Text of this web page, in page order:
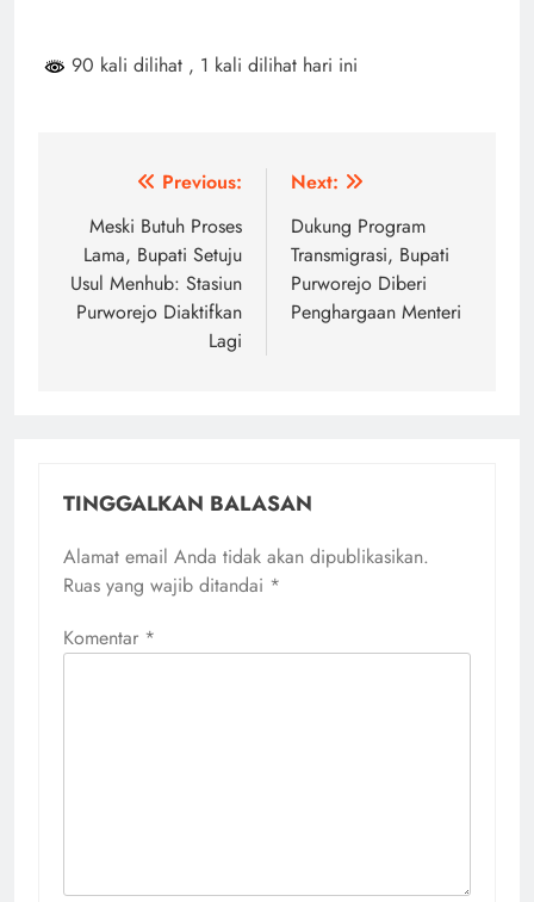
90 kali dilihat , 1 kali dilihat hari ini
Navigasi
pos
Previous:
Meski Butuh Proses
Lama, Bupati Setuju
Usul Menhub: Stasiun
Purworejo Diaktifkan
Lagi
Next:
Dukung Program
Transmigrasi, Bupati
Purworejo Diberi
Penghargaan Menteri
TINGGALKAN BALASAN
Alamat email Anda tidak akan dipublikasikan.
Ruas yang wajib ditandai *
Komentar *